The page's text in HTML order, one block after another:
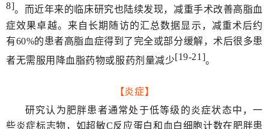
8]。而近年来的临床研究也陆续发现，减重手术改善高脂血
症效果卓越。来自长期随访的汇总数据显示，减重术后约
有60%的患者高脂血症得到了完全或部分缓解，术后很多患
者无需服用降血脂药物或服药剂量减少[19-21]。
【炎症】
研究认为肥胖患者通常处于低等级的炎症状态中，一
些炎症标志物，如超敏C反应蛋白和血白细胞计数在肥胖患